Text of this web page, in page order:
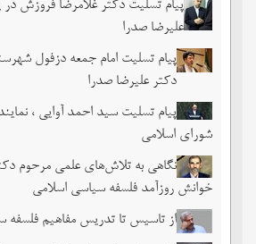
پیام تسلیت دکتر غلامرضا فروزش
علیرضا صدرا
پیام تسلیت امام جمعه دزفول
دکتر علیرضا صدرا
پیام تسلیت سید احمد آوایی ،
شورای اسلامی
نگاهی به تلاش‌های علمی مرحوم
خوانش روزآمد فلسفه سیاسی اسلامی
از تاسیس تا تدریس مفاهیم فلسفه